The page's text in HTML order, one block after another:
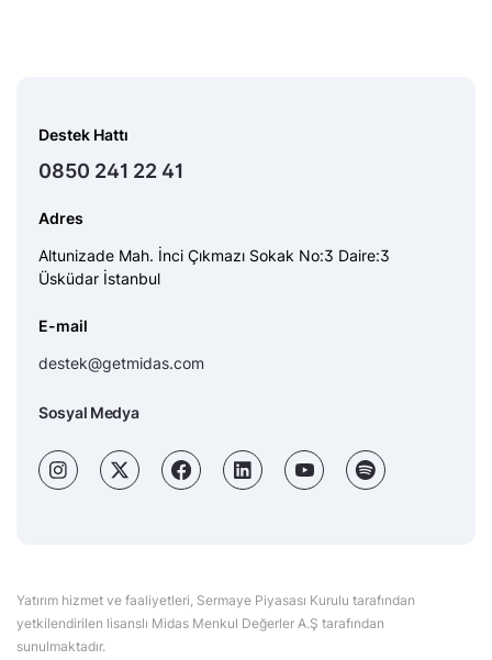
Destek Hattı
0850 241 22 41
Adres
Altunizade Mah. İnci Çıkmazı Sokak No:3 Daire:3
Üsküdar İstanbul
E-mail
destek@getmidas.com
Sosyal Medya
Yatırım hizmet ve faaliyetleri, Sermaye Piyasası Kurulu tarafından
yetkilendirilen lisanslı Midas Menkul Değerler A.Ş tarafından
sunulmaktadır.